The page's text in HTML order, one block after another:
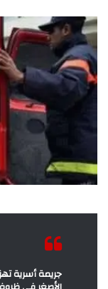
جريمة أسرية